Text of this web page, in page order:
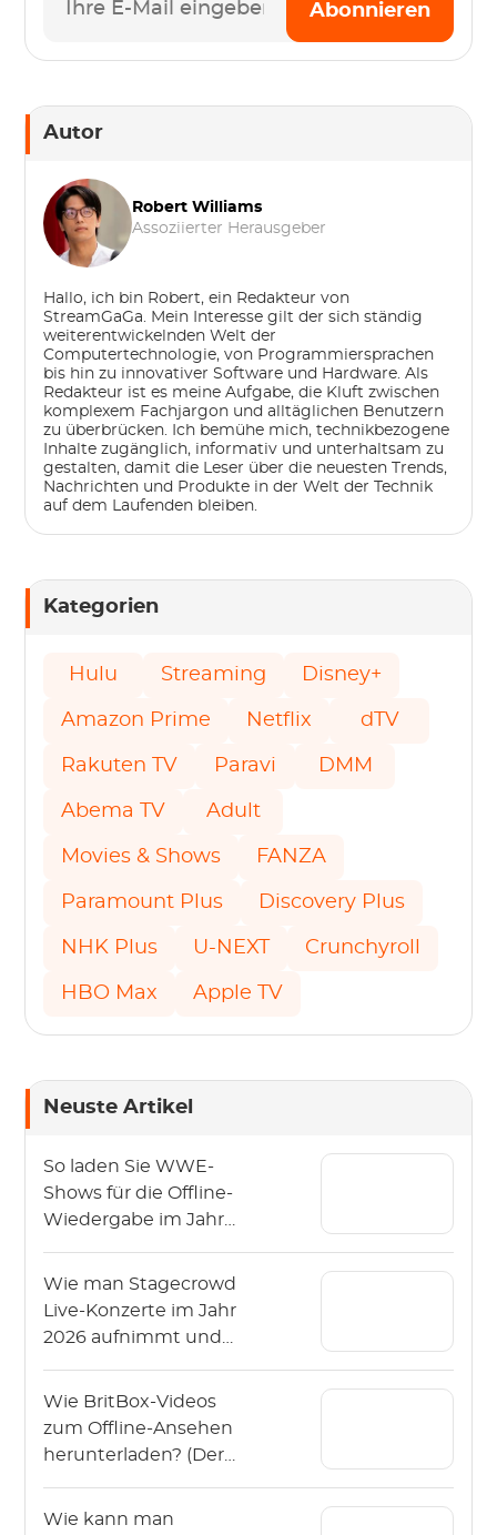
Abonnieren
Autor
Robert Williams
Assoziierter Herausgeber
Hallo, ich bin Robert, ein Redakteur von
StreamGaGa. Mein Interesse gilt der sich ständig
weiterentwickelnden Welt der
Computertechnologie, von Programmiersprachen
bis hin zu innovativer Software und Hardware. Als
Redakteur ist es meine Aufgabe, die Kluft zwischen
komplexem Fachjargon und alltäglichen Benutzern
zu überbrücken. Ich bemühe mich, technikbezogene
Inhalte zugänglich, informativ und unterhaltsam zu
gestalten, damit die Leser über die neuesten Trends,
Nachrichten und Produkte in der Welt der Technik
auf dem Laufenden bleiben.
Kategorien
Hulu Streaming Disney+
Amazon Prime Netflix dTV
Rakuten TV Paravi DMM
Abema TV Adult
Movies & Shows FANZA
Paramount Plus Discovery Plus
NHK Plus U-NEXT Crunchyroll
HBO Max Apple TV
Neuste Artikel
So laden Sie WWE-
Shows für die Offline-
Wiedergabe im Jahr
Wie man Stagecrowd
Live-Konzerte im Jahr
2026 aufnimmt und
Wie BritBox-Videos
zum Offline-Ansehen
herunterladen? (Der
Wie kann man